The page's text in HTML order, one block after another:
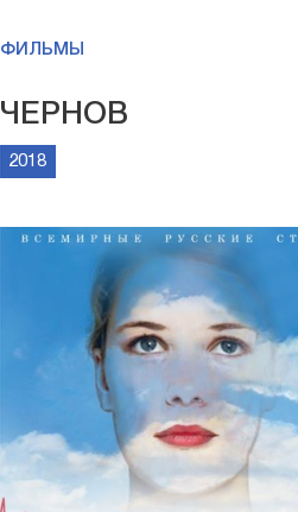
ФИЛЬМЫ
ЧЕРНОВ
2018